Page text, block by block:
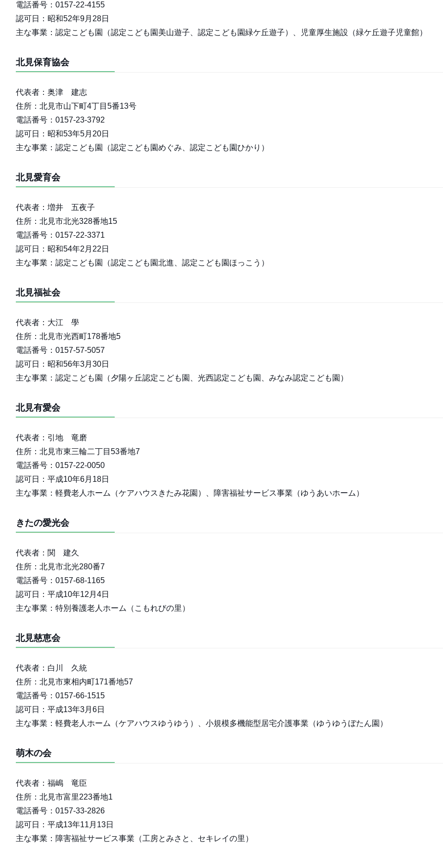
電話番号：0157-22-4155
認可日：昭和52年9月28日
主な事業：認定こども園（認定こども園美山遊子、認定こども園緑ケ丘遊子）、児童厚生施設（緑ケ丘遊子児童館）
北見保育協会
代表者：奥津 建志
住所：北見市山下町4丁目5番13号
電話番号：0157-23-3792
認可日：昭和53年5月20日
主な事業：認定こども園（認定こども園めぐみ、認定こども園ひかり）
北見愛育会
代表者：増井 五夜子
住所：北見市北光328番地15
電話番号：0157-22-3371
認可日：昭和54年2月22日
主な事業：認定こども園（認定こども園北進、認定こども園ほっこう）
北見福祉会
代表者：大江 學
住所：北見市光西町178番地5
電話番号：0157-57-5057
認可日：昭和56年3月30日
主な事業：認定こども園（夕陽ヶ丘認定こども園、光西認定こども園、みなみ認定こども園）
北見有愛会
代表者：引地 竜磨
住所：北見市東三輪二丁目53番地7
電話番号：0157-22-0050
認可日：平成10年6月18日
主な事業：軽費老人ホーム（ケアハウスきたみ花園）、障害福祉サービス事業（ゆうあいホーム）
きたの愛光会
代表者：関 建久
住所：北見市北光280番7
電話番号：0157-68-1165
認可日：平成10年12月4日
主な事業：特別養護老人ホーム（こもれびの里）
北見慈恵会
代表者：白川 久統
住所：北見市東相内町171番地57
電話番号：0157-66-1515
認可日：平成13年3月6日
主な事業：軽費老人ホーム（ケアハウスゆうゆう）、小規模多機能型居宅介護事業（ゆうゆうぼたん園）
萌木の会
代表者：福嶋 竜臣
住所：北見市富里223番地1
電話番号：0157-33-2826
認可日：平成13年11月13日
主な事業：障害福祉サービス事業（工房とみさと、セキレイの里）